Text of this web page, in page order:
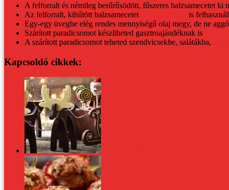
A felforralt és némileg besűrűsödött, fűszeres balzsamecetet
Az felforralt, kihűtött balzsamecetet
is
Egy-egy üvegbe elég rendes mennyiségű olaj megy, de ne
Szárított paradicsomot készítheted gasztroajándéknak is
A szárított paradicsomot teheted szendvicsekbe, salátákba,
Kapcsoldó cikkek: